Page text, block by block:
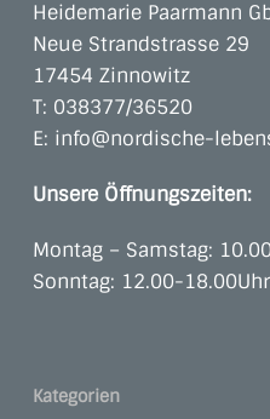
Heidemarie Paarmann
Neue Strandstrasse 29
17454 Zinnowitz
T: 038377/36520
E: info@nordische-
Unsere Öffnungszeiten:
Montag – Samstag:
Sonntag: 12.00-18.00Uhr
Kategorien